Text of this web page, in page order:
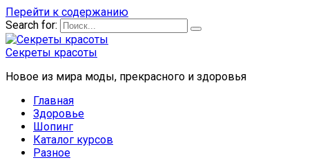
Перейти к содержанию
Search for:
Секреты красоты
Новое из мира моды, прекрасного и здоровья
Главная
Здоровье
Шопинг
Каталог курсов
Разное